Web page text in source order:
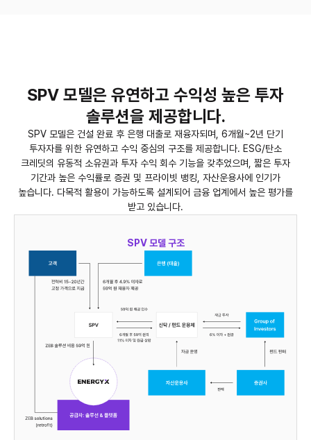
SPV 모델은 유연하고 수익성 높은 투자
솔루션을 제공합니다.
SPV 모델은 건설 완료 후 은행 대출로 재융자되며, 6개월~2년 단기
투자자를 위한 유연하고 수익 중심의 구조를 제공합니다. ESG/탄소
크레딧의 유동적 소유권과 투자 수익 회수 기능을 갖추었으며,
짧은 투자
기간과 높은 수익률로 증권 및 프라이빗 뱅킹, 자산운용사에 인기가
높습니다. 다목적 활용이 가능하도록 설계되어 금융 업계에서 높은 평가를
받고 있습니다.
SPV 모델 구조